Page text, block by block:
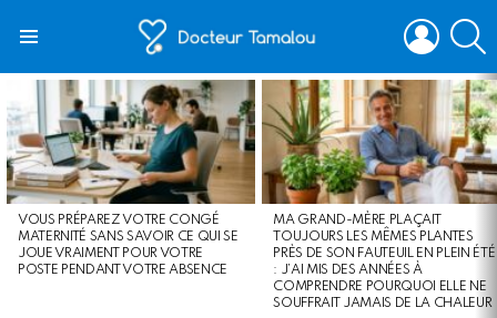
LOGIN
STORIES
VOUS PRÉPAREZ VOTRE CONGÉ
MATERNITÉ SANS SAVOIR CE QUI SE
JOUE VRAIMENT POUR VOTRE
POSTE PENDANT VOTRE ABSENCE
MA GRAND-MÈRE PLAÇAIT
TOUJOURS LES MÊMES PLANTES
PRÈS DE SON FAUTEUIL EN PLEIN ÉTÉ
: J’AI MIS DES ANNÉES À
COMPRENDRE POURQUOI ELLE NE
SOUFFRAIT JAMAIS DE LA CHALEUR